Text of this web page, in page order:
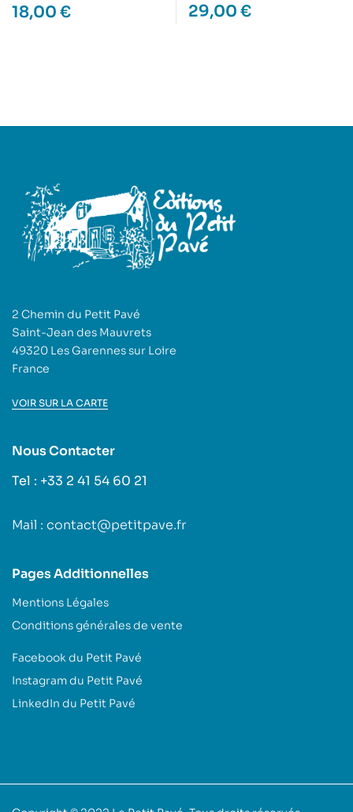
18,00 € 29,00 €
2 Chemin du Petit Pavé
Saint-Jean des Mauvrets
49320 Les Garennes sur Loire
France
VOIR SUR LA CARTE
Nous Contacter
Tel : +33 2 41 54 60 21
Mail : contact@petitpave.fr
Pages Additionnelles
Mentions Légales
Conditions générales de vente
Facebook du Petit Pavé
Instagram du Petit Pavé
LinkedIn du Petit Pavé